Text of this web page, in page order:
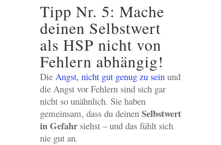
Tipp Nr. 5: Mache
deinen Selbstwert
als HSP nicht von
Fehlern abhängig!
Die Angst, nicht gut genug zu seinund
die Angst vor Fehlern sind sich gar
nicht so unähnlich. Sie haben
gemeinsam, dass du deinen Selbstwert
in Gefahrsiehst – und das fühlt sich
nie gut an.